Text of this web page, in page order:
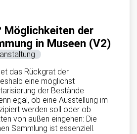
Möglichkeiten der
in Museen (V2)
das Rückgrat der
eine möglichst
der Bestände
egal, ob eine Ausstellung im
werden soll oder ob
von außen eingehen: Die
Sammlung ist essenziell.